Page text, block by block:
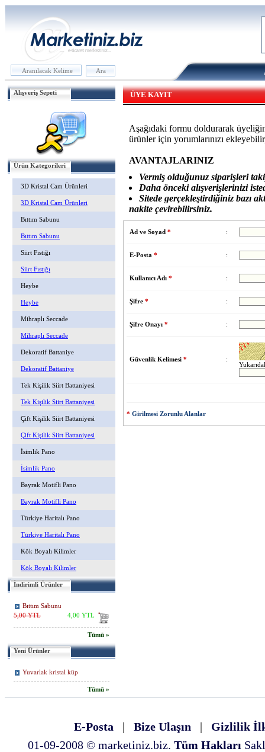
Alışveriş Sepeti
Ürün Kategorileri
3D Kristal Cam Ürünleri
3D Kristal Cam Ürünleri
Bıttım Sabunu
Bıttım Sabunu
Siirt Fıstığı
Siirt Fıstığı
Heybe
Heybe
Mihraplı Seccade
Mihraplı Seccade
Dekoratif Battaniye
Dekoratif Battaniye
Tek Kişilik Siirt Battaniyesi
Tek Kişilik Siirt Battaniyesi
Çift Kişilik Siirt Battaniyesi
Çift Kişilik Siirt Battaniyesi
İsimlik Pano
İsimlik Pano
Bayrak Motifli Pano
Bayrak Motifli Pano
Türkiye Haritalı Pano
Türkiye Haritalı Pano
Kök Boyalı Kilimler
Kök Boyalı Kilimler
İndirimli Ürünler
Bıttım Sabunu
5,00 YTL
4,00 YTL
Tümü »
Yeni Ürünler
Yuvarlak kristal küp
Tümü »
ÜYE KAYIT
Aşağıdaki formu doldurarak
ürünler için yorumlarınızı
AVANTAJLARINIZ
Vermiş olduğunuz siparişleri
Daha önceki alışverişlerinizi
Sitede gerçekleştirdiğiniz bazı
nakite çevirebilirsiniz.
Ad ve Soyad * :
E-Posta * :
Kullanıcı Adı * :
Şifre * :
Şifre Onayı * :
Güvenlik Kelimesi *
:
* Girilmesi Zorunlu Alanlar
E-Posta | Bize Ulaşın | Gizlilik
01-09-2008 © marketiniz.biz. Tüm Hakları